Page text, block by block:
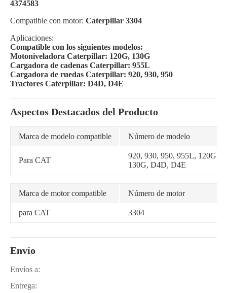
4374583
Compatible con motor: Caterpillar 3304
Aplicaciones:
Compatible con los siguientes modelos:
Motoniveladora Caterpillar: 120G, 130G
Cargadora de cadenas Caterpillar: 955L
Cargadora de ruedas Caterpillar: 920, 930, 950
Tractores Caterpillar: D4D, D4E
Aspectos Destacados del Producto
Marca de modelo compatible Número de modelo
Para CAT
920, 930, 950, 955L, 120G,
130G, D4D, D4E
Marca de motor compatible Número de motor
para CAT 3304
Envío
Envíos a:
Entrega: